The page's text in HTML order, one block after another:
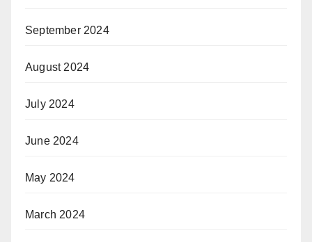
September 2024
August 2024
July 2024
June 2024
May 2024
March 2024